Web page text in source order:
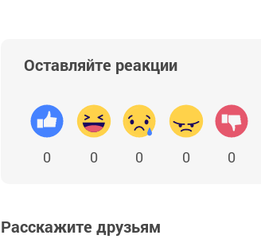
Оставляйте реакции
0 0 0 0 0
Расскажите друзьям